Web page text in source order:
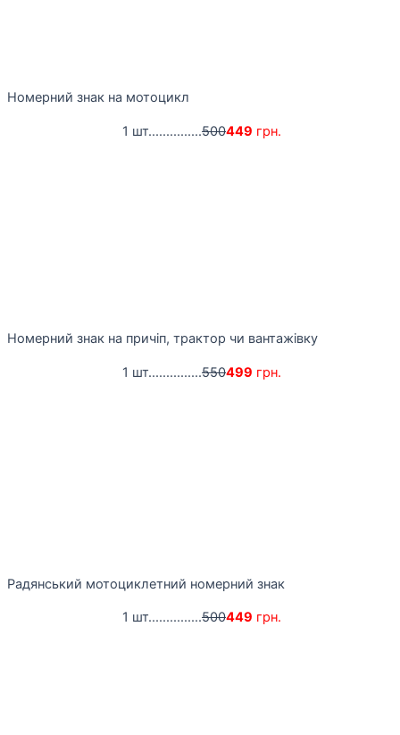
Номерний знак на мотоцикл
1 шт...............500449 грн.
Номерний знак на причіп, трактор чи вантажівку
1 шт...............550499 грн.
Радянський мотоциклетний номерний знак
1 шт...............500449 грн.